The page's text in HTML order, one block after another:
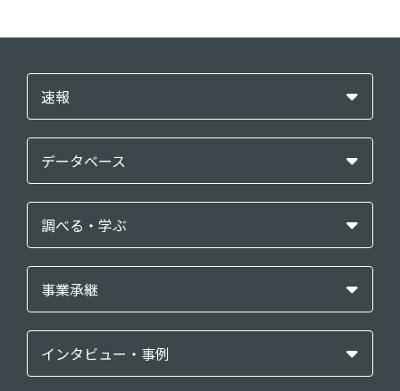
速報
データベース
調べる・学ぶ
事業承継
インタビュー・事例